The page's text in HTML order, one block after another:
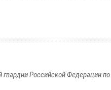
Российской Федерации